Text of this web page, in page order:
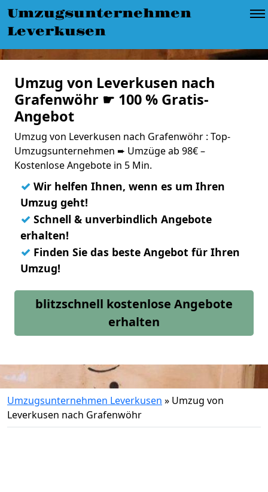
Umzugsunternehmen
Leverkusen
Umzug von Leverkusen nach
Grafenwöhr ☛ 100 % Gratis-
Angebot
Umzug von Leverkusen nach Grafenwöhr : Top-
Umzugsunternehmen ➨ Umzüge ab 98€ –
Kostenlose Angebote in 5 Min.
✓ Wir helfen Ihnen, wenn es um Ihren
Umzug geht!
✓ Schnell & unverbindlich Angebote
erhalten!
✓ Finden Sie das beste Angebot für Ihren
Umzug!
blitzschnell kostenlose Angebote
erhalten
Umzugsunternehmen Leverkusen » Umzug von
Leverkusen nach Grafenwöhr